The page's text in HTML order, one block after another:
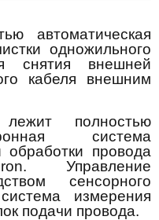
автоматическая
одножильного
снятия внешней
кабеля внешним
полностью
система
обработки провода
Управление
сенсорного
измерения
подачи провода.